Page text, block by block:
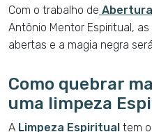
Com o trabalho de
Antônio Mentor Espiritual,
abertas e a magia negra
Como quebrar
uma limpeza
A Limpeza Espiritual tem